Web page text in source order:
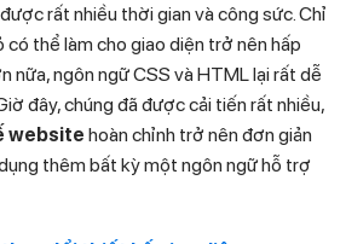
rất nhiều thời gian và công sức. Chỉ
thể làm cho giao diện trở nên hấp
nữa, ngôn ngữ CSS và HTML lại rất dễ
đây, chúng đã được cải tiến rất nhiều,
website hoàn chỉnh trở nên đơn giản
thêm bất kỳ một ngôn ngữ hỗ trợ